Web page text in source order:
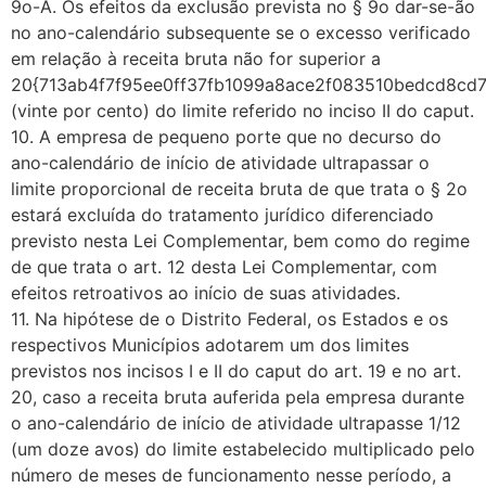
9o-A. Os efeitos da exclusão prevista no § 9o dar-se-ão
no ano-calendário subsequente se o excesso verificado
em relação à receita bruta não for superior a
(vinte por cento) do limite referido no inciso II do caput.
10. A empresa de pequeno porte que no decurso do
ano-calendário de início de atividade ultrapassar o
limite proporcional de receita bruta de que trata o § 2o
estará excluída do tratamento jurídico diferenciado
previsto nesta Lei Complementar, bem como do regime
de que trata o art. 12 desta Lei Complementar, com
efeitos retroativos ao início de suas atividades.
11. Na hipótese de o Distrito Federal, os Estados e os
respectivos Municípios adotarem um dos limites
previstos nos incisos I e II do caput do art. 19 e no art.
20, caso a receita bruta auferida pela empresa durante
o ano-calendário de início de atividade ultrapasse 1/12
(um doze avos) do limite estabelecido multiplicado pelo
número de meses de funcionamento nesse período, a